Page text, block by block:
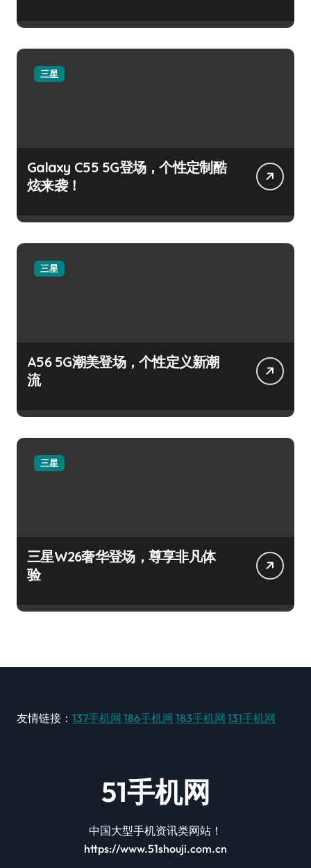
三星
Galaxy C55 5G登场，个性定制酷
炫来袭！
三星
A56 5G潮美登场，个性定义新潮
流
三星
三星W26奢华登场，尊享非凡体
验
友情链接： 137手机网 186手机网 183手机网 131手机网
51手机网
中国大型手机资讯类网站！
https://www.51shouji.com.cn